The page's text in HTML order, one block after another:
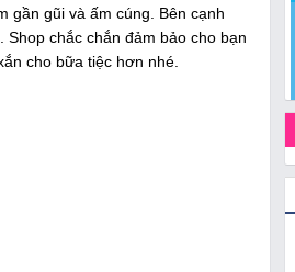
gần gũi và ấm cúng. Bên cạnh
chắc chắn đảm bảo cho bạn
cho bữa tiệc hơn nhé.